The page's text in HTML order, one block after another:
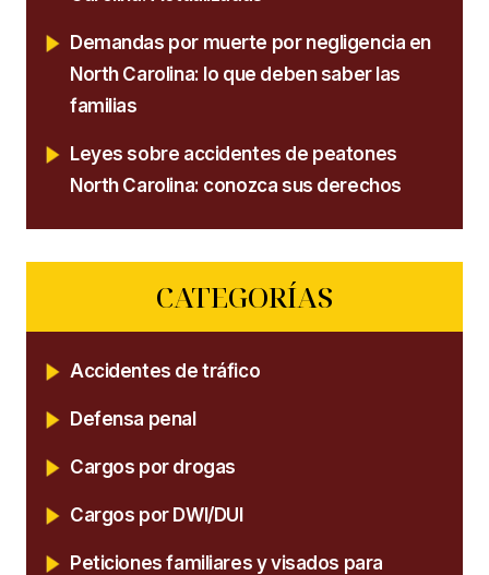
Demandas por muerte por negligencia en
North Carolina: lo que deben saber las
familias
Leyes sobre accidentes de peatones
North Carolina: conozca sus derechos
CATEGORÍAS
Accidentes de tráfico
Defensa penal
Cargos por drogas
Cargos por DWI/DUI
Peticiones familiares y visados para